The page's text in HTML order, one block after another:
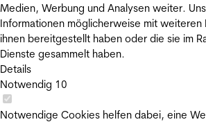
Medien, Werbung und Analysen weiter.
Informationen möglicherweise mit weiteren
ihnen bereitgestellt haben oder die sie im
Dienste gesammelt haben.
Details
Notwendig 10
Notwendige Cookies helfen dabei, eine